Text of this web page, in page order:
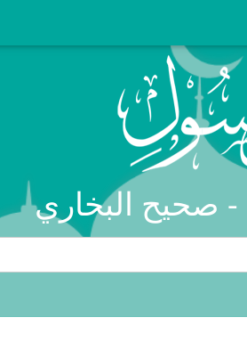
صحيح البخاري